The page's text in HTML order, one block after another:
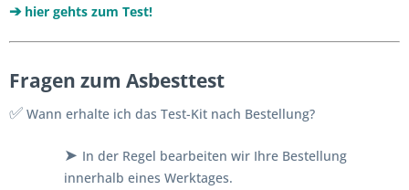
➔ hier gehts zum Test!
Fragen zum Asbesttest
✅ Wann erhalte ich das Test-Kit nach Bestellung?
➤ In der Regel bearbeiten wir Ihre Bestellung
innerhalb eines Werktages.